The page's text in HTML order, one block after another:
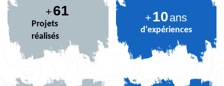
+73
Projets
réalisés
+10ans
d'expériences